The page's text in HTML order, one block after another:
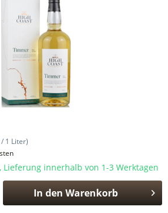
1 Liter)
innerhalb von 1-3 Werktagen
In den Warenkorb